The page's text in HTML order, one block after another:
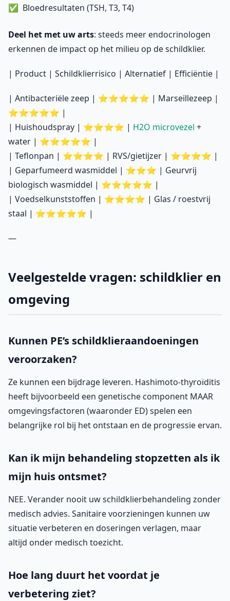
Bloedresultaten (TSH, T3, T4)
Deel het met uw arts: steeds meer endocrinologen
erkennen de impact op het milieu op de schildklier.
| Product | Schildklierrisico | Alternatief | Efficiëntie |
| Antibacteriële zeep | ⭐⭐⭐⭐⭐ | Marseillezeep |
⭐⭐⭐⭐⭐ |
| Huishoudspray | ⭐⭐⭐⭐ | H2O microvezel +
water | ⭐⭐⭐⭐⭐ |
| Teflonpan | ⭐⭐⭐⭐ | RVS/gietijzer | ⭐⭐⭐⭐ |
| Geparfumeerd wasmiddel | ⭐⭐⭐ | Geurvrij
biologisch wasmiddel | ⭐⭐⭐⭐⭐ |
| Voedselkunststoffen | ⭐⭐⭐⭐ | Glas / roestvrij
staal | ⭐⭐⭐⭐⭐ |
—
Veelgestelde vragen: schildklier en
omgeving
Kunnen PE’s schildklieraandoeningen
veroorzaken?
Ze kunnen een bijdrage leveren. Hashimoto-thyroïditis
heeft bijvoorbeeld een genetische component MAAR
omgevingsfactoren (waaronder ED) spelen een
belangrijke rol bij het ontstaan en de progressie ervan.
Kan ik mijn behandeling stopzetten als ik
mijn huis ontsmet?
NEE. Verander nooit uw schildklierbehandeling zonder
medisch advies. Sanitaire voorzieningen kunnen uw
situatie verbeteren en doseringen verlagen, maar
altijd onder medisch toezicht.
Hoe lang duurt het voordat je
verbetering ziet?